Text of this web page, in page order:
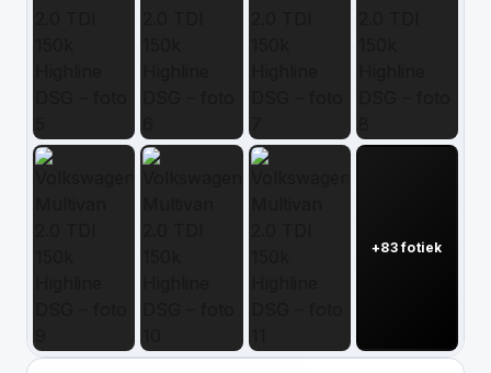
+83 fotiek